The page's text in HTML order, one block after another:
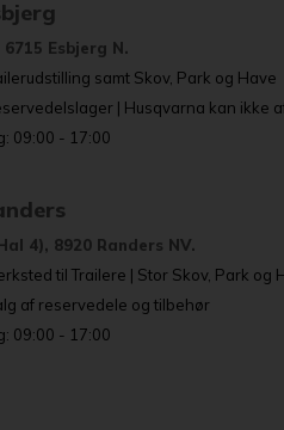
Esbjerg N.
samt Skov, Park og Have
| Husqvarna kan ikke
09:00 - 17:00
4), 8920 Randers NV.
til Trailere | Stor Skov, Park og
af reservedele og tilbehør
09:00 - 17:00